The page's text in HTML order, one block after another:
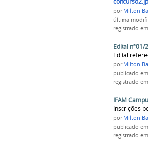
por Milton
última
registrado
Edital nº01/
Edital
por Milton
publicado
registrado
IFAM
Inscrições
por Milton
publicado
registrado